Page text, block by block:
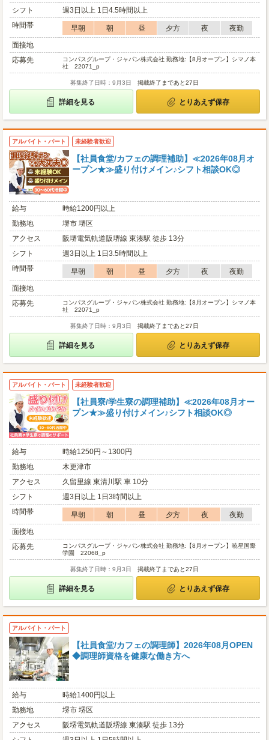
シフト
週3日以上 1日4.5時間以上
時間帯
早朝 朝 昼 夕方 夜
夜勤
面接地
応募先
コンパスグループ・ジャパン株式会社 勤務地:【8月オープン】シマノ本
社 22071_p
募集終了日時：9月3日 掲載終了まであと27日
詳細を見る とりあえず保存
アルバイト・パート 未経験者歓迎
【社員食堂/カフェの調理補助】≪2026年08月オ
ープン★≫盛り付けメイン♪シフト相談OK◎
給与
時給1200円以上
勤務地
堺市 堺区
アクセス
阪堺電気軌道阪堺線 東湊駅 徒歩 13分
シフト
週3日以上 1日3.5時間以上
時間帯
早朝 朝 昼 夕方 夜
夜勤
面接地
応募先
コンパスグループ・ジャパン株式会社 勤務地:【8月オープン】シマノ本
社 22071_p
募集終了日時：9月3日 掲載終了まであと27日
詳細を見る とりあえず保存
アルバイト・パート 未経験者歓迎
【社員寮/学生寮の調理補助】≪2026年08月オー
プン★≫盛り付けメイン♪シフト相談OK◎
給与
時給1250円～1300円
勤務地
木更津市
アクセス
久留里線 東清川駅 車 10分
シフト
週3日以上 1日3時間以上
時間帯
早朝 朝 昼 夕方 夜
夜勤
面接地
応募先
コンパスグループ・ジャパン株式会社 勤務地:【8月オープン】暁星国際
学園 22068_p
募集終了日時：9月3日 掲載終了まであと27日
詳細を見る とりあえず保存
アルバイト・パート
【社員食堂/カフェの調理師】2026年08月OPEN
◆調理師資格を健康な働き方へ
給与
時給1400円以上
勤務地
堺市 堺区
アクセス
阪堺電気軌道阪堺線 東湊駅 徒歩 13分